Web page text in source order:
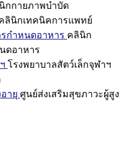
กกายภาพบำบัด
ลินิกเทคนิคการแพทย์
กำหนดอาหาร คลินิก
ดอาหาร
โรงพยาบาลสัตว์เล็กจุฬาฯ
ายุ ศูนย์ส่งเสริมสุขภาวะผู้สูง